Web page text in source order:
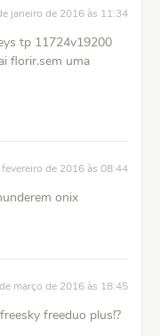
janeiro de 2016 às 11:34
tp 11724v19200
florir.sem uma
de 2016 às 08:44
onix
março de 2016 às 18:45
freeduo plus!?